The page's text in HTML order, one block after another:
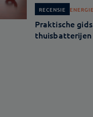
RECENSIE ENERGIE
Praktische
thuisbatterijen